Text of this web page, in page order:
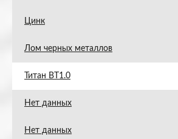
Цинк
Лом черных металлов
Титан ВТ1.0
Нет данных
Нет данных